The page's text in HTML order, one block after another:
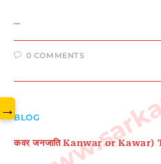
…
0 COMMENTS
BLOG
कवर जनजाति Kanwar or Kawar)
→